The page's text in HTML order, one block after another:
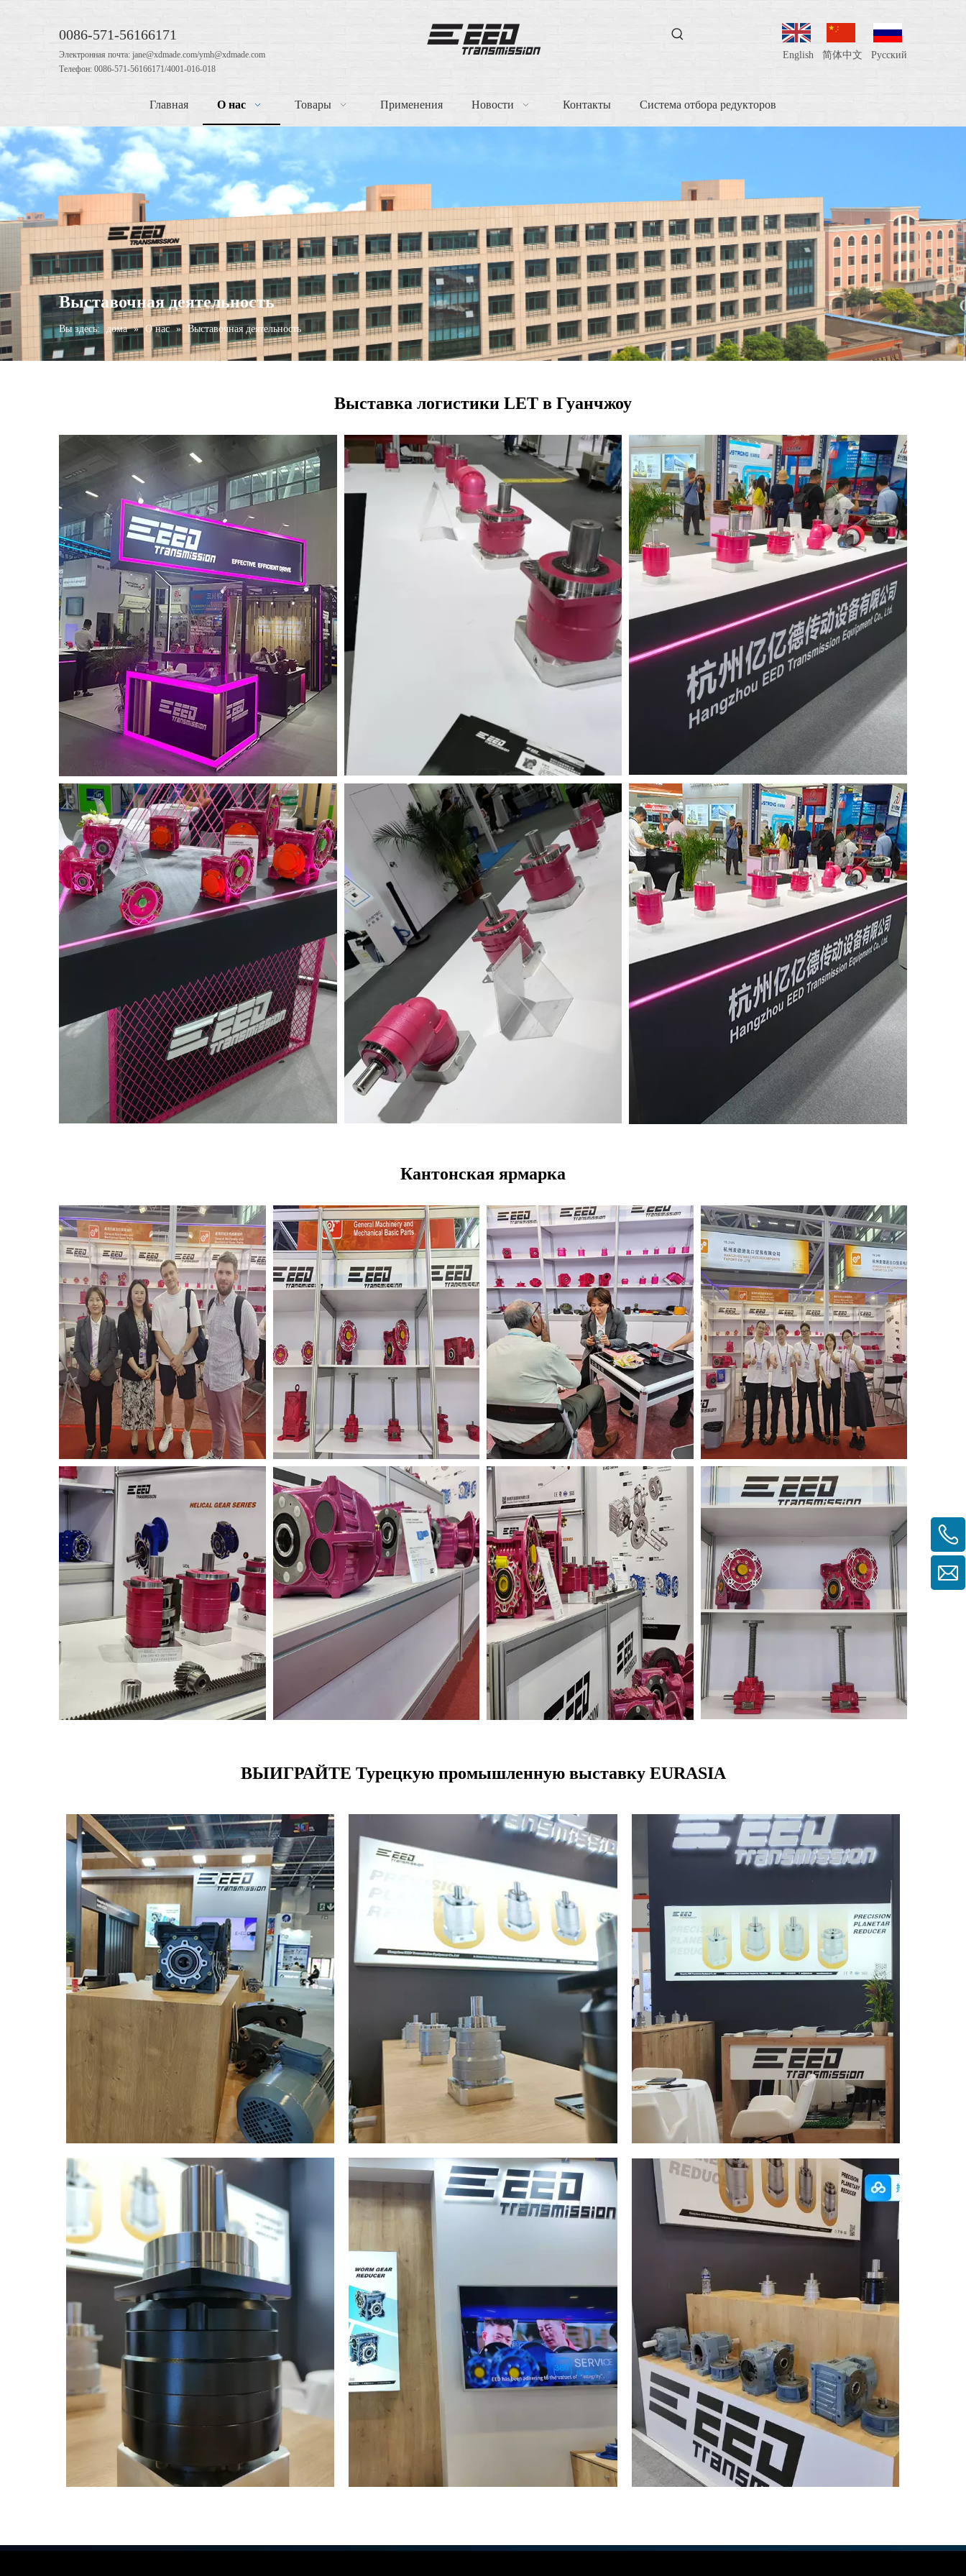
0086-571-56166171
Электронная почта: jane@xdmade.com/ymh@xdmade.com
Телефон: 0086-571-56166171/4001-016-018
English 简体中文 Pусский
Главная О нас Товары Применения Новости Контакты Система отбора редукторов
Выставочная деятельность
Вы здесь: дома » О нас » Выставочная деятельность
Выставка логистики LET в Гуанчжоу
Кантонская ярмарка
ВЫИГРАЙТЕ Турецкую промышленную выставку EURASIA